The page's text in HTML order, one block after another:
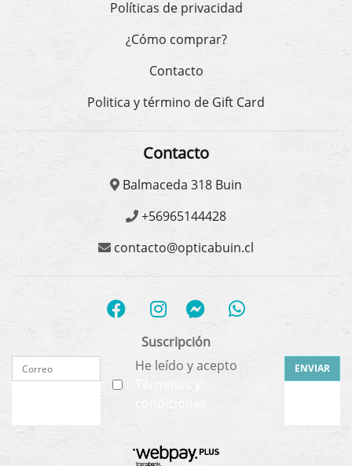
Políticas de privacidad
¿Cómo comprar?
Contacto
Politica y término de Gift Card
Contacto
Balmaceda 318 Buin
+56965144428
contacto@opticabuin.cl
Suscripción
He leído y acepto
condiciones
ENVIAR